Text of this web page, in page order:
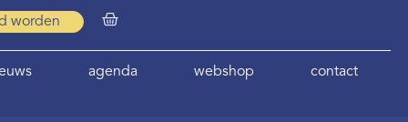
worden
agenda webshop contact